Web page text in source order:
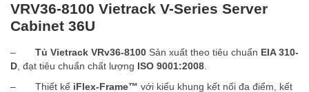
VRV36-8100 Vietrack V-Series Server
Cabinet 36U
– Tủ Vietrack VRv36-8100 Sản xuất theo tiêu chuẩn EIA 310-
D , đạt tiêu chuẩn chất lượng ISO 9001:2008
– Thiết kế iFlex-Frame™ với kiểu khung kết nối đa điểm, kết